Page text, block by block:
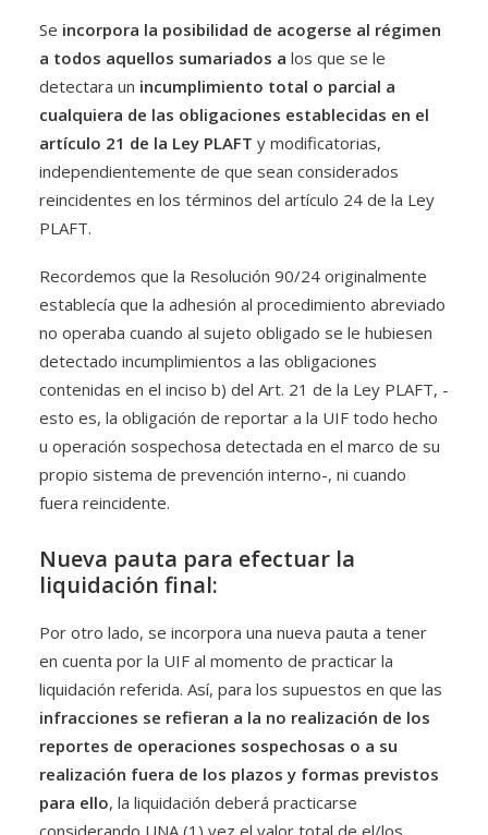
Se incorpora la posibilidad de acogerse al régimen
a todos aquellos sumariados a los que se le
detectara un incumplimiento total o parcial a
cualquiera de las obligaciones establecidas en el
artículo 21 de la Ley PLAFT y modificatorias,
independientemente de que sean considerados
reincidentes en los términos del artículo 24 de la Ley
PLAFT.
Recordemos que la Resolución 90/24 originalmente
establecía que la adhesión al procedimiento abreviado
no operaba cuando al sujeto obligado se le hubiesen
detectado incumplimientos a las obligaciones
contenidas en el inciso b) del Art. 21 de la Ley PLAFT, -
esto es, la obligación de reportar a la UIF todo hecho
u operación sospechosa detectada en el marco de su
propio sistema de prevención interno-, ni cuando
fuera reincidente.
Nueva pauta para efectuar la
liquidación final:
Por otro lado, se incorpora una nueva pauta a tener
en cuenta por la UIF al momento de practicar la
liquidación referida. Así, para los supuestos en que las
infracciones se refieran a la no realización de los
reportes de operaciones sospechosas o a su
realización fuera de los plazos y formas previstos
para ello, la liquidación deberá practicarse
considerando UNA (1) vez el valor total de el/los